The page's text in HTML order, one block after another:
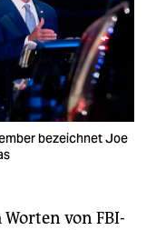
bezeichnet Joe
von FBI-